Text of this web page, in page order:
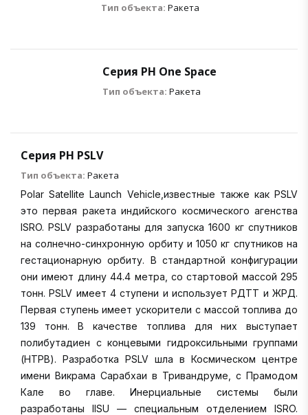
Тип объекта: Ракета
Серия РН One Space
Тип объекта: Ракета
Серия РН PSLV
Тип объекта: Ракета
Polar Satellite Launch Vehicle,известные также как PSLV
это первая ракета индийского космического агенства
ISRO. PSLV разработаны для запуска 1600 кг спутников
на солнечно-синхронную орбиту и 1050 кг спутников на
гестационарную орбиту. В стандартной конфигурации
они имеют длину 44.4 метра, со стартовой массой 295
тонн. PSLV имеет 4 ступени и использует РДТТ и ЖРД.
Первая ступень имеет ускорители с массой топлива до
139 тонн. В качестве топлива для них выступает
полибутадиен с концевыми гидроксильными группами
(HTPB). Разработка PSLV шла в Космическом центре
имени Викрама Сарабхаи в Тривандруме, с Прамодом
Кале во главе. Инерциальные системы были
разработаны IISU — специальным отделением ISRO.